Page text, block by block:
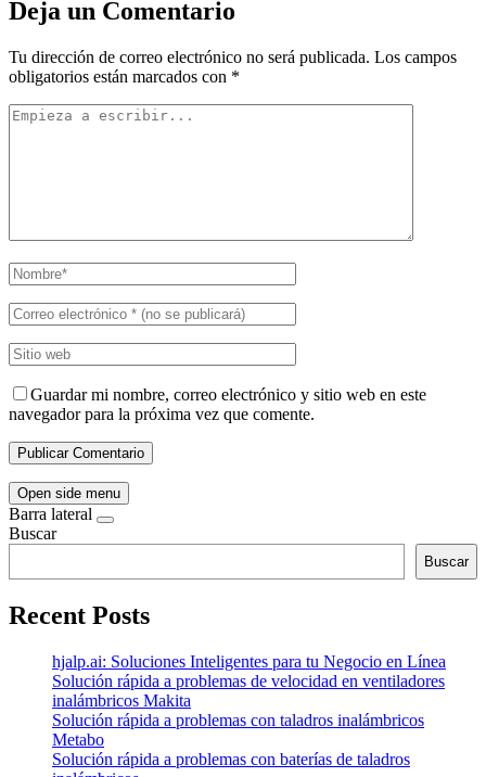
Deja un Comentario
Tu dirección de correo electrónico no será publicada. Los campos
obligatorios están marcados con *
Guardar mi nombre, correo electrónico y sitio web en este
navegador para la próxima vez que comente.
Open side menu
Barra lateral
Buscar
Buscar
Recent Posts
hjalp.ai: Soluciones Inteligentes para tu Negocio en Línea
Solución rápida a problemas de velocidad en ventiladores
inalámbricos Makita
Solución rápida a problemas con taladros inalámbricos
Metabo
Solución rápida a problemas con baterías de taladros